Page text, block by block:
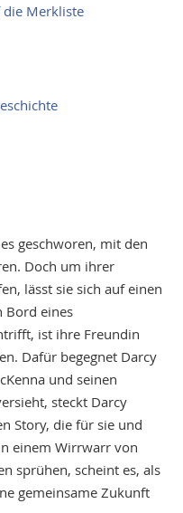
die Merkliste
geschworen, mit den
Doch um ihrer
lässt sie sich auf einen
Bord eines
ist ihre Freundin
Dafür begegnet Darcy
und seinen
steckt Darcy
Story, die für sie und
einem Wirrwarr von
sprühen, scheint es, als
gemeinsame Zukunft